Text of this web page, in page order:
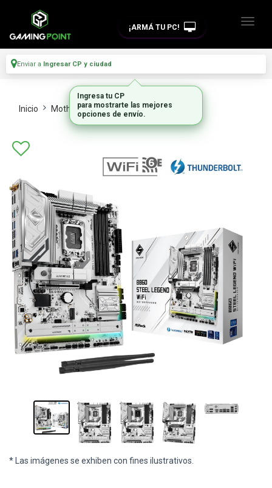
¡ARMÁ TU PC!
Enviar a Ingresar CP y ciudad
Inicio Motherboards Intel Y Amd
* Las imágenes se exhiben con fines ilustrativos.
Ingresa tu CP
para mostrarte las mejores
opciones de envío.